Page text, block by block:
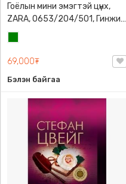
Гоёлын мини эмэгтэй цүнх,
ZARA, 0653/204/501, Гинжин
оосортой, Дотроо тольтой
69,000₮
Бэлэн байгаа